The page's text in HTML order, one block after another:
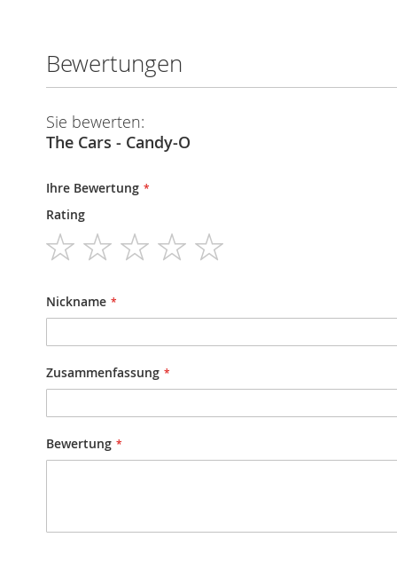
Bewertungen
Sie bewerten:
The Cars - Candy-O
Ihre Bewertung
Rating
1
star
2
stars
3
stars
4
stars
Nickname
Zusammenfassung
Bewertung